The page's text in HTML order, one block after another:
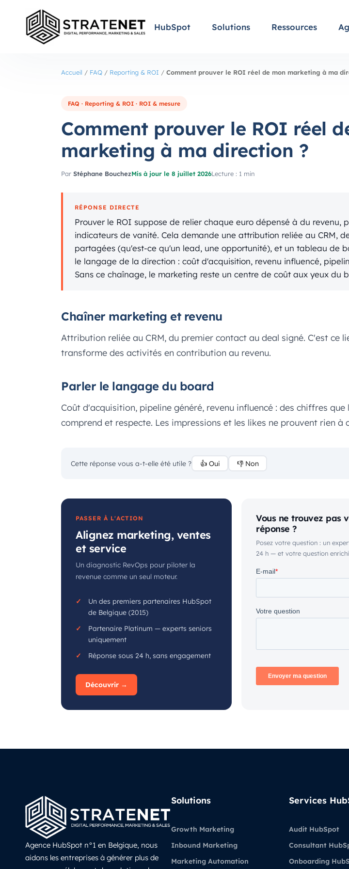
HubSpot Solutions Ressources
Accueil / FAQ / Reporting & ROI / Comment prouver le ROI réel de mon marketing à ma
FAQ · Reporting & ROI · ROI & mesure
Comment prouver le ROI réel
marketing à ma direction ?
Par Stéphane BouchezMis à jour le 8 juillet 2026Lecture : 1 min
RÉPONSE DIRECTE
Prouver le ROI suppose de relier chaque euro dépensé à du revenu,
indicateurs de vanité. Cela demande une attribution reliée au CRM,
partagées (qu'est-ce qu'un lead, une opportunité), et un tableau de
le langage de la direction : coût d'acquisition, revenu influencé,
Sans ce chaînage, le marketing reste un centre de coût aux yeux du
Chaîner marketing et revenu
Attribution reliée au CRM, du premier contact au deal signé. C'est ce
transforme des activités en contribution au revenu.
Parler le langage du board
Coût d'acquisition, pipeline généré, revenu influencé : des chiffres
comprend et respecte. Les impressions et les likes ne prouvent rien à
Cette réponse vous a-t-elle été utile ? 👍 Oui 👎 Non
PASSER À L'ACTION
Alignez marketing, ventes
et service
Un diagnostic RevOps pour piloter la
revenue comme un seul moteur.
Un des premiers partenaires HubSpot
de Belgique (2015)
Partenaire Platinum — experts seniors
uniquement
Réponse sous 24 h, sans engagement
Découvrir →
Vous ne trouvez pas
réponse ?
Posez votre question : un
24 h — et votre question
Agence HubSpot n°1 en Belgique, nous
aidons les entreprises à générer plus de
Solutions
Growth Marketing
Inbound Marketing
Marketing Automation
Services
Audit HubSpot
Consultant
Onboarding